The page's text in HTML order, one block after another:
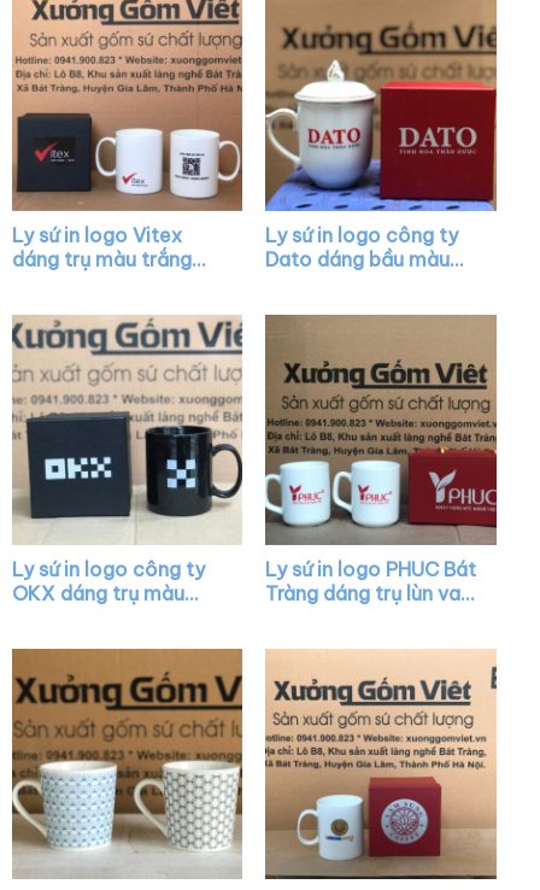
Ly sứ in logo Vitex
dáng trụ màu trắng
Ly sứ in logo công ty
Dato dáng bầu màu
Ly sứ in logo công ty
OKX dáng trụ màu
Ly sứ in logo PHUC Bát
Tràng dáng trụ lùn vai